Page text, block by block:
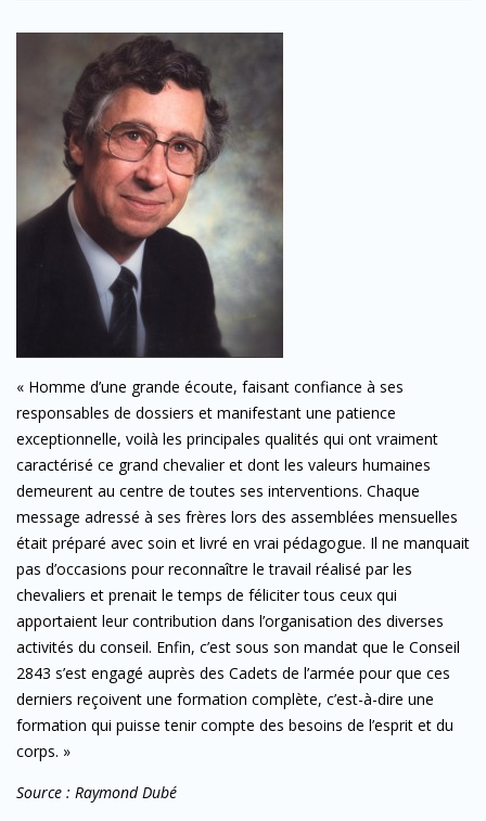
« Homme d’une grande écoute, faisant confiance à ses
responsables de dossiers et manifestant une patience
exceptionnelle, voilà les principales qualités qui ont vraiment
caractérisé ce grand chevalier et dont les valeurs humaines
demeurent au centre de toutes ses interventions. Chaque
message adressé à ses frères lors des assemblées mensuelles
était préparé avec soin et livré en vrai pédagogue. Il ne manquait
pas d’occasions pour reconnaître le travail réalisé par les
chevaliers et prenait le temps de féliciter tous ceux qui
apportaient leur contribution dans l’organisation des diverses
activités du conseil. Enfin, c’est sous son mandat que le Conseil
2843 s’est engagé auprès des Cadets de l’armée pour que ces
derniers reçoivent une formation complète, c’est-à-dire une
formation qui puisse tenir compte des besoins de l’esprit et du
corps. »
Source : Raymond Dubé